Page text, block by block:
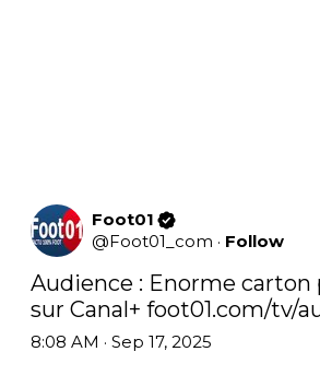
Foot01
@Foot01_com · Follow
Audience : Enorme
sur Canal+ foot01.com/tv/
8:08 AM · Sep 17, 2025